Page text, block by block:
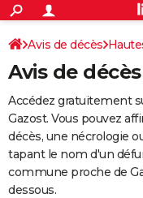
ACTUALITÉS
Politique
Société
Faits Divers
Education
Monde
Villes
+
SPORT
Coupe du monde 2026
Football
Tennis
Cyclisme
Rugby
Forum
Programme TV
TNT
Streaming
Cinéma
Sorties cinéma
Musique
+
FINANCE
Retraite
Epargne
Immobilier
Risques naturels par ville
Assurance
AUTO
Essais
Réserver un essai
Citadines
Berlines
SUV
Forum auto
+
HIGH-TECH
Avis de décès
Avis de
Accédez gratuitement
Gazost. Vous pouvez
décès, une nécrologie
tapant le nom d'un
commune proche de
dessous.